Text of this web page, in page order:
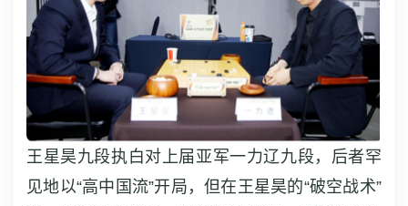
王星昊九段执白对上届亚军一力辽九段，后者罕
见地以“高中国流”开局，但在王星昊的“破空战术”